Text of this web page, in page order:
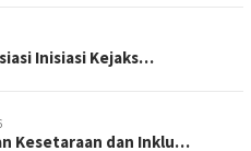
Inisiasi Kejaks…
Kesetaraan dan Inklu…